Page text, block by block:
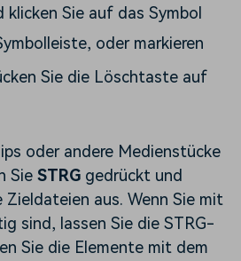
klicken Sie auf das Symbol
oder markieren
Sie die Löschtaste auf
oder andere Medienstücke
Sie STRG gedrückt und
Zieldateien aus. Wenn Sie mit
sind, lassen Sie die STRG-
Sie die Elemente mit dem